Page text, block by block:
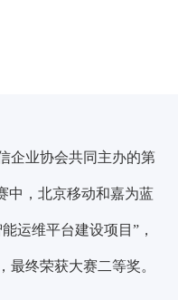
企业协会共同主办的第
中，北京移动和嘉为蓝
运维平台建设项目”，
最终荣获大赛二等奖。